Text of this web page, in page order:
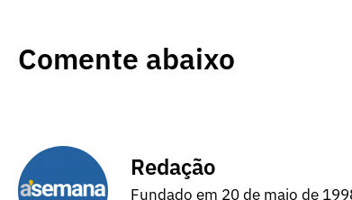
Comente abaixo
Redação
Fundado em 20 de maio de